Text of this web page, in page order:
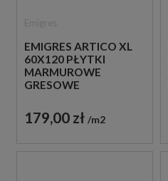
EMIGRES ARTICO XL
60X120 PŁYTKI
MARMUROWE
GRESOWE
179,00 zł m2